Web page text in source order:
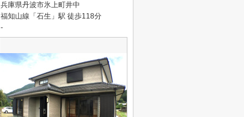
兵庫県丹波市氷上町井中
福知山線「石生」駅 徒歩118分
-